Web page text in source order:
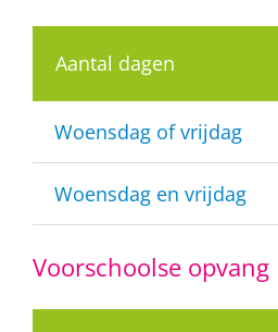
Aantal dagen
Woensdag of vrijdag
Woensdag en vrijdag
Voorschoolse opvang